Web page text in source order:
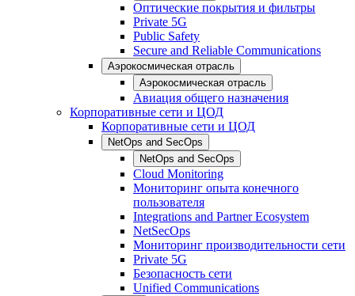
Оптические покрытия и фильтры
Private 5G
Public Safety
Secure and Reliable Communications
Аэрокосмическая отрасль
Аэрокосмическая отрасль
Авиация общего назначения
Корпоративные сети и ЦОД
Корпоративные сети и ЦОД
NetOps and SecOps
NetOps and SecOps
Cloud Monitoring
Мониторинг опыта конечного
пользователя
Integrations and Partner Ecosystem
NetSecOps
Мониторинг производительности сети
Private 5G
Безопасность сети
Unified Communications